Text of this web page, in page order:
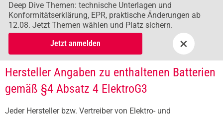
Deep Dive Themen: technische Unterlagen und
Konformitätserklärung, EPR, praktische Änderungen ab
12.08. Jetzt Themen wählen und Platz sichern.
Jetzt anmelden
×
Hersteller Angaben zu enthaltenen Batterien
gemäß §4 Absatz 4 ElektroG3
Jeder Hersteller bzw. Vertreiber von Elektro- und